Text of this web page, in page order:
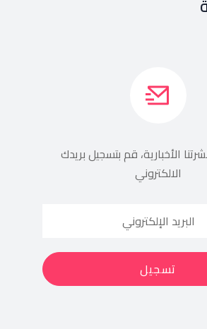
الأخبارية، قم بتسجيل بريدك
الالكتروني